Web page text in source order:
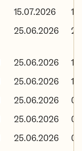
15.07.2026
25.06.2026
25.06.2026
25.06.2026
25.06.2026
25.06.2026
25.06.2026